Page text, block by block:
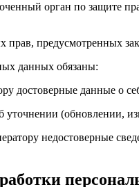
орган по защите
предусмотренных
данных обязаны:
достоверные данные о
(обновлении,
недостоверные